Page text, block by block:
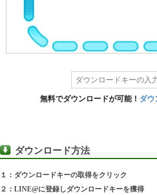
無料でダウンロードが可能！ ダウ
ダウンロード方法
１：ダウンロードキーの取得をクリック
２：LINE@に登録しダウンロードキーを獲得